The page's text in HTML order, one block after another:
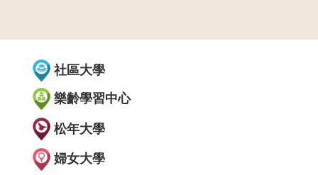
社區大學
樂齡學習中心
松年大學
婦女大學